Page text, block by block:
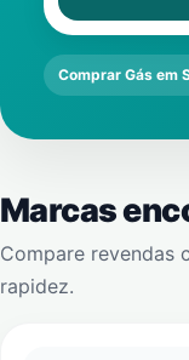
Comprar Gás em
Marcas
Compare revendas
rapidez.